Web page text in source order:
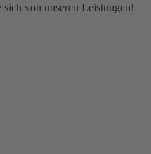
von unseren Leistungen!